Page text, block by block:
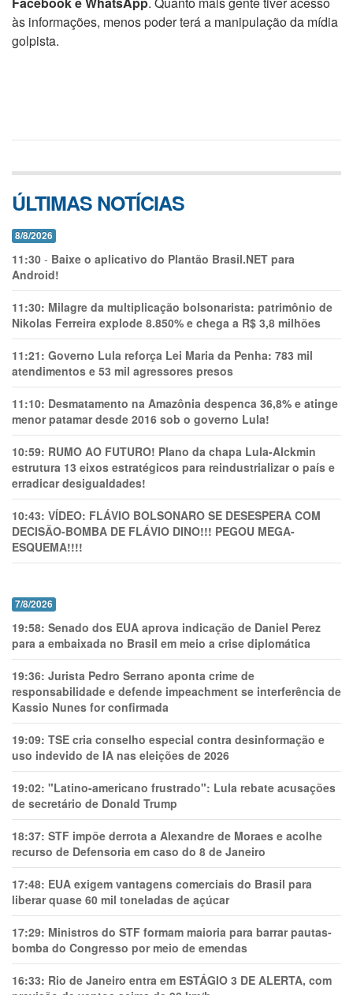
às informações, menos poder terá a manipulação da mídia
golpista.
ÚLTIMAS NOTÍCIAS
8/8/2026
11:30 - Baixe o aplicativo do Plantão Brasil.NET para
Android!
11:30: Milagre da multiplicação bolsonarista: patrimônio de
Nikolas Ferreira explode 8.850% e chega a R$ 3,8 milhões
11:21: Governo Lula reforça Lei Maria da Penha: 783 mil
atendimentos e 53 mil agressores presos
11:10: Desmatamento na Amazônia despenca 36,8% e atinge
menor patamar desde 2016 sob o governo Lula!
10:59: RUMO AO FUTURO! Plano da chapa Lula-Alckmin
estrutura 13 eixos estratégicos para reindustrializar o país e
erradicar desigualdades!
10:43: VÍDEO: FLÁVIO BOLSONARO SE DESESPERA COM
DECISÃO-BOMBA DE FLÁVIO DINO!!! PEGOU MEGA-
ESQUEMA!!!!
7/8/2026
19:58: Senado dos EUA aprova indicação de Daniel Perez
para a embaixada no Brasil em meio a crise diplomática
19:36: Jurista Pedro Serrano aponta crime de
responsabilidade e defende impeachment se interferência de
Kassio Nunes for confirmada
19:09: TSE cria conselho especial contra desinformação e
uso indevido de IA nas eleições de 2026
19:02: "Latino-americano frustrado": Lula rebate acusações
de secretário de Donald Trump
18:37: STF impõe derrota a Alexandre de Moraes e acolhe
recurso de Defensoria em caso do 8 de Janeiro
17:48: EUA exigem vantagens comerciais do Brasil para
liberar quase 60 mil toneladas de açúcar
17:29: Ministros do STF formam maioria para barrar pautas-
bomba do Congresso por meio de emendas
16:33: Rio de Janeiro entra em ESTÁGIO 3 DE ALERTA, com